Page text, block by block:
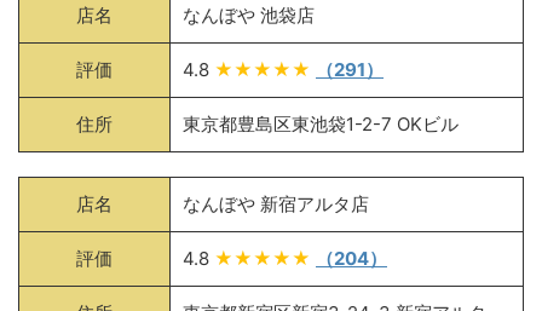
店名 なんぼや 池袋店
評価 4.8 ★★★★★ （291）
住所 東京都豊島区東池袋1-2-7 OKビル
店名 なんぼや 新宿アルタ店
評価 4.8 ★★★★★ （204）